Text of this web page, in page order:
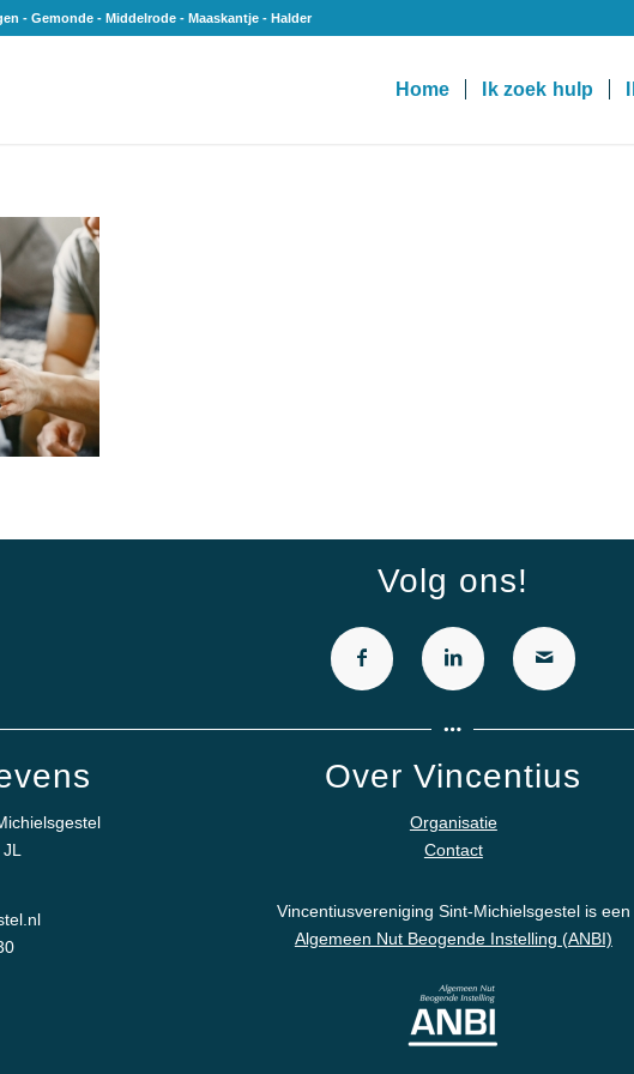
- Gemonde - Middelrode - Maaskantje - Halder
Home Ik zoek hulp
Volg ons!
Over Vincentius
Organisatie
Contact
Vincentiusvereniging Sint-Michielsgestel is een
Algemeen Nut Beogende Instelling (ANBI)